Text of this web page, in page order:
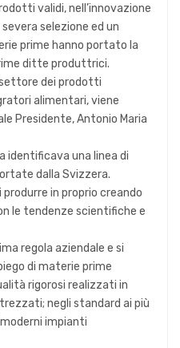
validi, nell’innovazione
selezione ed un
prime hanno portato la
ditte produttrici.
settore dei prodotti
alimentari, viene
Presidente, Antonio Maria
identificava una linea di
dalla Svizzera.
in proprio creando
le tendenze scientifiche e
regola aziendale e si
di materie prime
rigorosi realizzati in
negli standard ai più
impianti